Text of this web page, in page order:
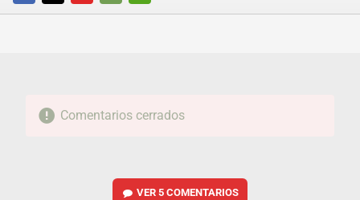
FACEBOOKTWITTERFLIPBOARD
E-
WHATSAPP
Comentarios cerrados
VER5 COMENTARIOS